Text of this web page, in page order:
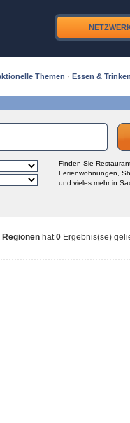
Themen · Essen &
Finden Sie
Ferienwohnungen,
und vieles mehr in
Regionen hat0 Ergebnis(se)